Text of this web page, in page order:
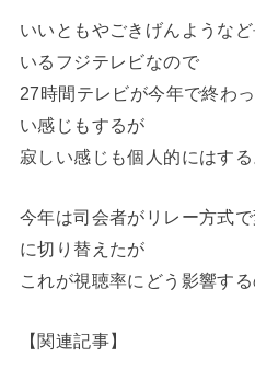
いいともやごきげんような
いるフジテレビなので
27時間テレビが今年で終わ
い感じもするが
寂しい感じも個人的にはする
今年は司会者がリレー方式
に切り替えたが
これが視聴率にどう影響する
【関連記事】